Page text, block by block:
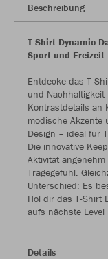
Beschreibung
T-Shirt Dynamic
Sport und Freizeit
Entdecke das T-
und
Kontrastdetails an
modische Akzente
Design – ideal für
Die innovative
Aktivität
Tragegefühl.
Unterschied: Es
Hol dir das T-Shirt
aufs nächste
Details